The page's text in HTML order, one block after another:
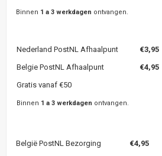
Binnen 1 a 3 werkdagen ontvangen.
Nederland PostNL Afhaalpunt €3,95
Belgie PostNL Afhaalpunt
€4,95
Gratis vanaf €50
Binnen 1 a 3 werkdagen ontvangen.
België PostNL Bezorging €4,95